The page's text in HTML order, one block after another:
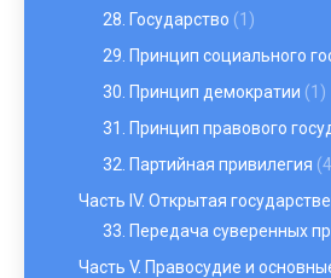
28. Государство (1)
29. Принцип социального
30. Принцип демократии (1)
31. Принцип правового
32. Партийная привилегия
Часть IV. Открытая
33. Передача суверенных
Часть V. Правосудие и